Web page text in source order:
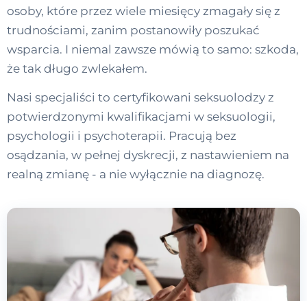
osoby, które przez wiele miesięcy zmagały się z
trudnościami, zanim postanowiły poszukać
wsparcia. I niemal zawsze mówią to samo: szkoda,
że tak długo zwlekałem.
Nasi specjaliści to certyfikowani seksuolodzy z
potwierdzonymi kwalifikacjami w seksuologii,
psychologii i psychoterapii. Pracują bez
osądzania, w pełnej dyskrecji, z nastawieniem na
realną zmianę - a nie wyłącznie na diagnozę.